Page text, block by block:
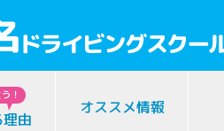
！
由
オススメ情報